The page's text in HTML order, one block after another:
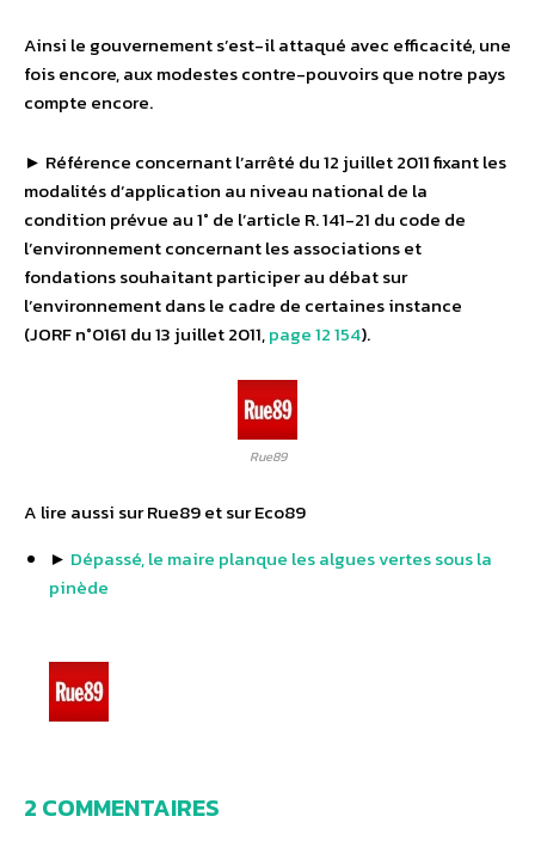
Ainsi le gouvernement s’est-il attaqué avec efficacité, une
fois encore, aux modestes contre-pouvoirs que notre pays
compte encore.
► Référence concernant l’arrêté du 12 juillet 2011 fixant les
modalités d’application au niveau national de la
condition prévue au 1° de l’article R. 141-21 du code de
l’environnement concernant les associations et
fondations souhaitant participer au débat sur
l’environnement dans le cadre de certaines instance
(JORF n°0161 du 13 juillet 2011,page 12 154).
Rue89
A lire aussi sur Rue89 et sur Eco89
► Dépassé, le maire planque les algues vertes sous la
pinède
2 COMMENTAIRES